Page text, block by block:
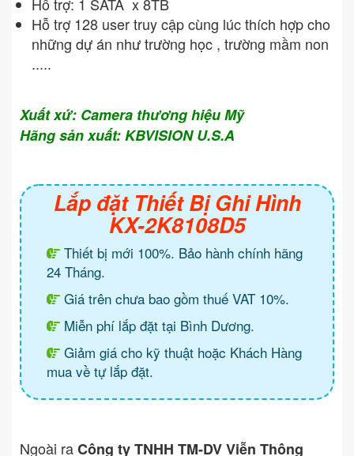
Hỗ trợ: 1 SATA x 8TB
Hỗ trợ 128 user truy cập cùng lúc thích hợp cho
những dự án như trường học , trường mầm non
.....
Xuất xứ: Camera thương hiệu Mỹ
Hãng sản xuất: KBVISION U.S.A
Lắp đặt Thiết Bị Ghi Hình
KX-2K8108D5
Thiết bị mới 100%. Bảo hành chính hãng
24 Tháng.
Giá trên chưa bao gồm thuế VAT 10%.
Miễn phí lắp đặt tại Bình Dương.
Giảm giá cho kỹ thuật hoặc Khách Hàng
mua về tự lắp đặt.
Ngoài raCông ty TNHH TM-DV Viễn Thông